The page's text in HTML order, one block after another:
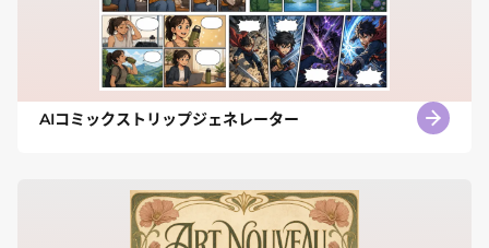
AIコミックストリップジェネレーター